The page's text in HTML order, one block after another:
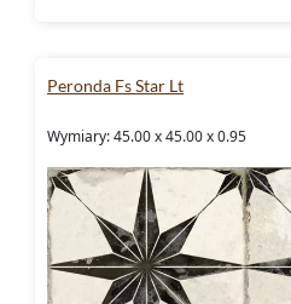
Peronda Fs Star Lt
Wymiary: 45.00 x 45.00 x 0.95